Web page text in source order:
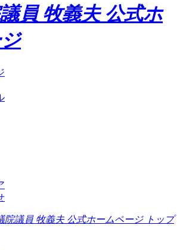
員 牧義夫 公式ホ
院議員 牧義夫 公式ホームページ トップ